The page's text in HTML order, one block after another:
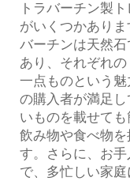
トラバーチン製
がいくつかあり
バーチンは天然
あり、それぞれの
一点ものという
の購入者が満足
いものを載せても
飲み物や食べ物
す。さらに、お
で、多忙しい家